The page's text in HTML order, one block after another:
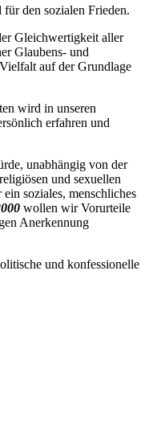
den sozialen Frieden.
Gleichwertigkeit aller
Glaubens- und
auf der Grundlage
wird in unseren
erfahren und
unabhängig von der
und sexuellen
soziales, menschliches
wollen wir Vorurteile
Anerkennung
und konfessionelle